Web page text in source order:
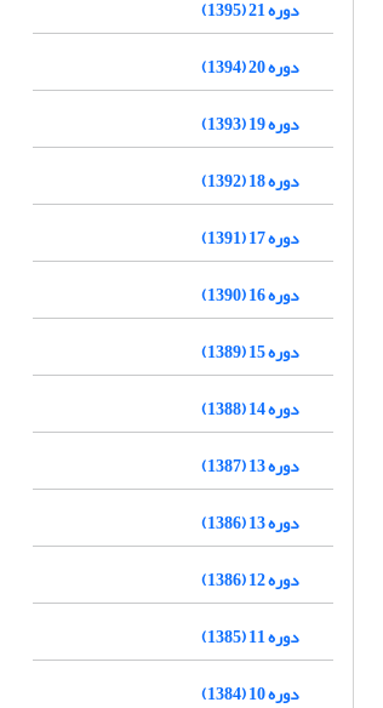
دوره 21 (1395)
دوره 20 (1394)
دوره 19 (1393)
دوره 18 (1392)
دوره 17 (1391)
دوره 16 (1390)
دوره 15 (1389)
دوره 14 (1388)
دوره 13 (1387)
دوره 13 (1386)
دوره 12 (1386)
دوره 11 (1385)
دوره 10 (1384)